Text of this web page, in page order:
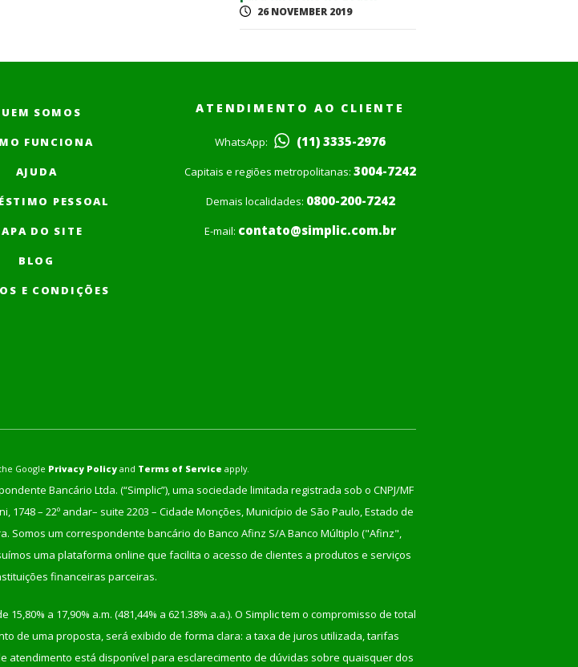
26 NOVEMBER 2019
SOMOS
FUNCIONA
AJUDA
PESSOAL
DO SITE
BLOG
E CONDIÇÕES
ATENDIMENTO AO CLIENTE
WhatsApp: (11) 3335-2976
Capitais e regiões metropolitanas: 3004-7242
Demais localidades: 0800-200-7242
E-mail: contato@simplic.com.br
Google Privacy Policy and Terms of Service apply.
Bancário Ltda. (“Simplic”), uma sociedade limitada registrada sob o CNPJ/MF
1748 – 22º andar– suite 2203 – Cidade Monções, Município de São Paulo, Estado de
Somos um correspondente bancário do Banco Afinz S/A Banco Múltiplo ("Afinz",
uma plataforma online que facilita o acesso de clientes a produtos e serviços
financeiras parceiras.
a 17,90% a.m. (481,44% a 621.38% a.a.). O Simplic tem o compromisso de total
de uma proposta, será exibido de forma clara: a taxa de juros utilizada, tarifas
atendimento está disponível para esclarecimento de dúvidas sobre quaisquer dos